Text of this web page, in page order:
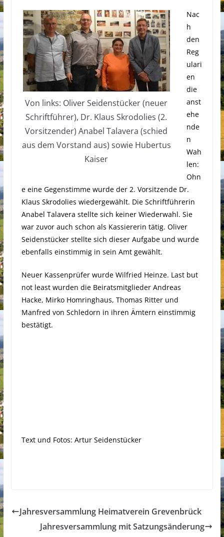
Von links: Oliver Seidenstücker (neuer
Schriftführer), Dr. Klaus Skrodolies (2.
Vorsitzender) Anabel Talavera (schied
aus dem Vorstand aus) sowie Hubertus
Kaiser
Nac
h
den
Reg
ulari
en
die
anst
ehe
nde
n
Wah
len:
Ohn
e eine Gegenstimme wurde der 2. Vorsitzende Dr.
Klaus Skrodolies wiedergewählt. Die Schriftführerin
Anabel Talavera stellte sich keiner Wiederwahl. Sie
war zuvor auch schon als Kassiererin tätig. Oliver
Seidenstücker stellte sich dieser Aufgabe und wurde
ebenfalls einstimmig in sein Amt gewählt.
Neuer Kassenprüfer wurde Wilfried Heinze. Last but
not least wurden die Beiratsmitglieder Andreas
Hacke, Mirko Homringhaus, Thomas Ritter und
Manfred von Schledorn in ihren Ämtern einstimmig
bestätigt.
Text und Fotos: Artur Seidenstücker
Jahresversammlung Heimatverein Grevenbrück
Jahresversammlung mit Satzungsänderung